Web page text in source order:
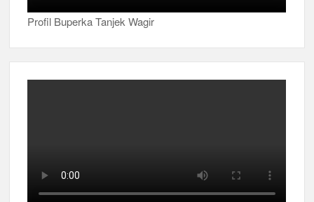
Profil Buperka Tanjek Wagir